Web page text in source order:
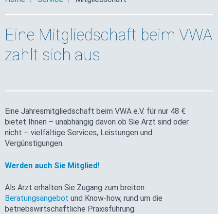
Eine Mitgliedschaft beim VWA
zahlt sich aus
Eine Jahresmitgliedschaft beim VWA e.V. für nur 48 €
bietet Ihnen – unabhängig davon ob Sie Arzt sind oder
nicht – vielfältige Services, Leistungen und
Vergünstigungen.
Werden auch Sie Mitglied!
Als Arzt erhalten Sie Zugang zum breiten
Beratungsangebot und Know-how, rund um die
betriebswirtschaftliche Praxisführung.